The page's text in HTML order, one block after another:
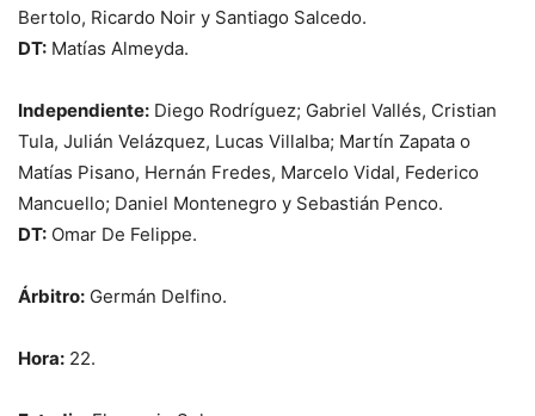
Bertolo, Ricardo Noir y Santiago Salcedo.
DT: Matías Almeyda.
Independiente: Diego Rodríguez; Gabriel Vallés, Cristian
Tula, Julián Velázquez, Lucas Villalba; Martín Zapata o
Matías Pisano, Hernán Fredes, Marcelo Vidal, Federico
Mancuello; Daniel Montenegro y Sebastián Penco.
DT: Omar De Felippe.
Árbitro: Germán Delfino.
Hora: 22.